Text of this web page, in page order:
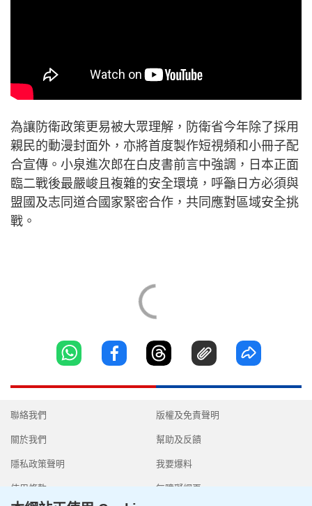
為讓防衛政策更易被大眾理解，防衛省今年除了採用
親民的動漫封面外，亦將首度製作短視頻和小冊子配
合宣傳。小泉進次郎在白皮書前言中強調，日本正面
臨二戰後最嚴峻且複雜的安全環境，呼籲日方必須與
盟國及志同道合國家緊密合作，共同應對區域安全挑
戰。
聯絡我們
關於我們
隱私政策聲明
使用條款
版權及免責聲明
幫助及反饋
我要爆料
無障礙網頁